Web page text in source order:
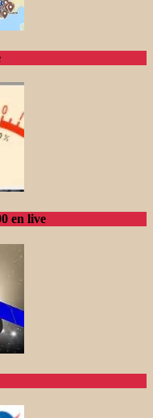
en live